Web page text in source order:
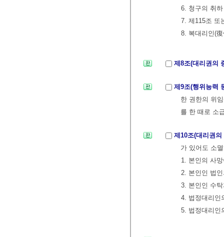
6. 청구의 취하
7. 제115조 또
8. 복대리인(
제8조(대리권의
제9조(행위능력
한 권한의 위
를 한 때로 소
제10조(대리권
가 있어도 소
1. 본인의 사
2. 본인인 법
3. 본인인 수
4. 법정대리인
5. 법정대리인